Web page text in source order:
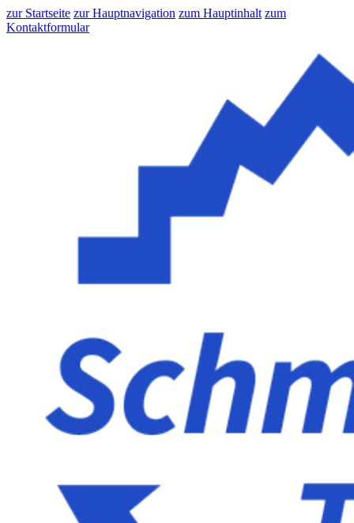
zur Startseite zur Hauptnavigation zum Hauptinhalt zum
Kontaktformular